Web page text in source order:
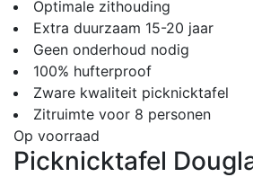
Optimale zithouding
Extra duurzaam 15-20 jaar
Geen onderhoud nodig
100% hufterproof
Zware kwaliteit picknicktafel
Zitruimte voor 8 personen
Op voorraad
Picknicktafel